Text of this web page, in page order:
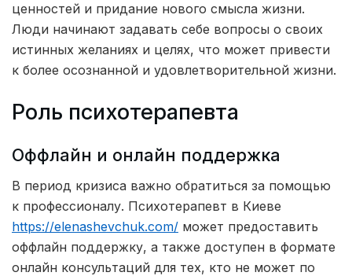
ценностей и придание нового смысла жизни.
Люди начинают задавать себе вопросы о своих
истинных желаниях и целях, что может привести
к более осознанной и удовлетворительной жизни.
Роль психотерапевта
Оффлайн и онлайн поддержка
В период кризиса важно обратиться за помощью
к профессионалу. Психотерапевт в Киеве
https://elenashevchuk.com/ может предоставить
оффлайн поддержку, а также доступен в формате
онлайн консультаций для тех, кто не может по